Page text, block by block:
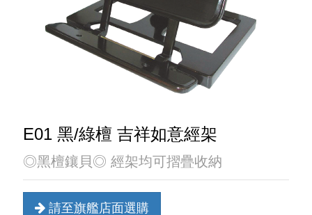
E01 黑/綠檀 吉祥如意經架
◎黑檀鑲貝◎ 經架均可摺疊收納
請至旗艦店面選購